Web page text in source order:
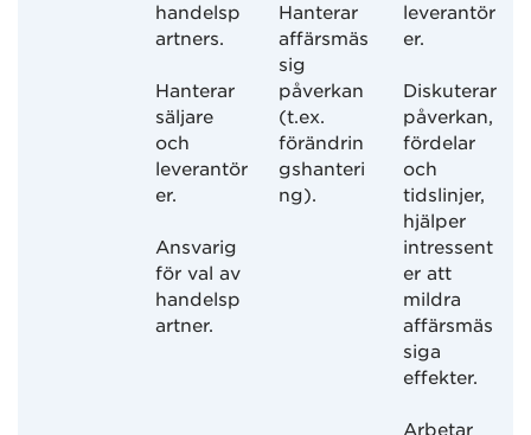
handelsp
artners.
Hanterar
säljare
och
leverantör
er.
Ansvarig
för val av
handelsp
artner.
Hanterar
affärsmäs
sig
påverkan
(t.ex.
förändrin
gshanteri
ng).
leverantör
er.
Diskuterar
påverkan,
fördelar
och
tidslinjer,
hjälper
intressent
er att
mildra
affärsmäs
siga
effekter.